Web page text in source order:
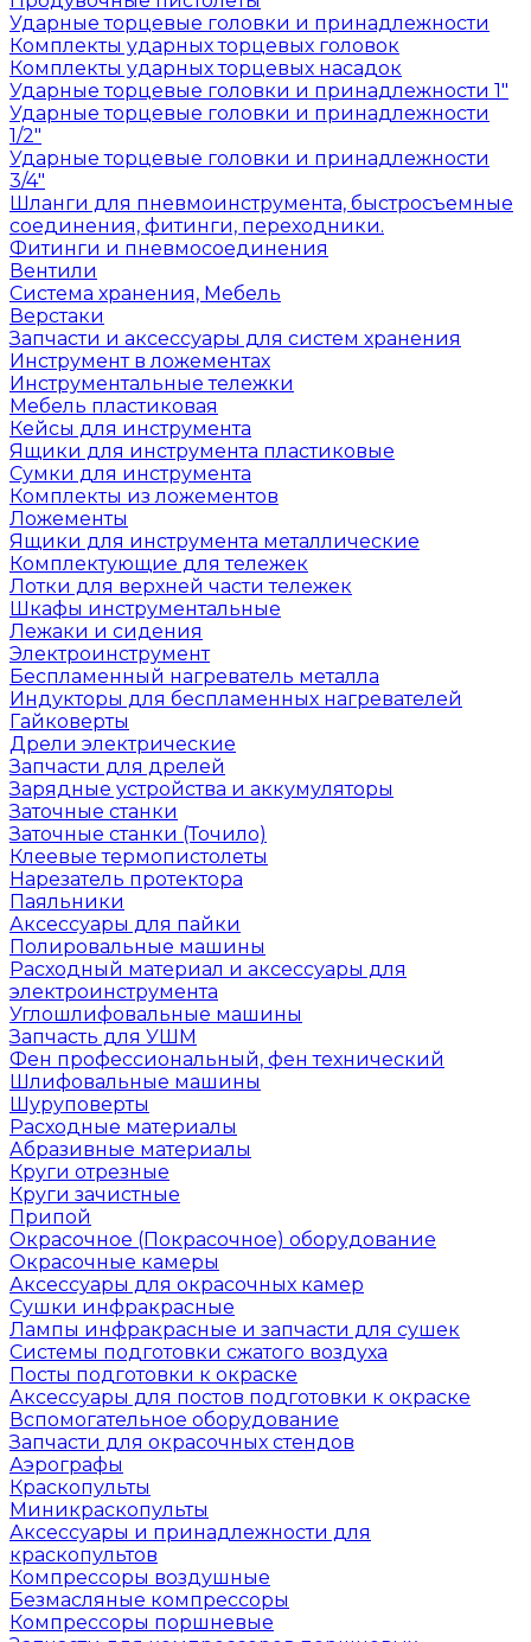
Ударные торцевые головки и принадлежности
Комплекты ударных торцевых головок
Комплекты ударных торцевых насадок
Ударные торцевые головки и принадлежности 1"
Ударные торцевые головки и принадлежности
1/2"
Ударные торцевые головки и принадлежности
3/4"
Шланги для пневмоинструмента, быстросъемные
соединения, фитинги, переходники.
Фитинги и пневмосоединения
Вентили
Система хранения, Мебель
Верстаки
Запчасти и аксессуары для систем хранения
Инструмент в ложементах
Инструментальные тележки
Мебель пластиковая
Кейсы для инструмента
Ящики для инструмента пластиковые
Сумки для инструмента
Комплекты из ложементов
Ложементы
Ящики для инструмента металлические
Комплектующие для тележек
Лотки для верхней части тележек
Шкафы инструментальные
Лежаки и сидения
Электроинструмент
Беспламенный нагреватель металла
Индукторы для беспламенных нагревателей
Гайковерты
Дрели электрические
Запчасти для дрелей
Зарядные устройства и аккумуляторы
Заточные станки
Заточные станки (Точило)
Клеевые термопистолеты
Нарезатель протектора
Паяльники
Аксессуары для пайки
Полировальные машины
Расходный материал и аксессуары для
электроинструмента
Углошлифовальные машины
Запчасть для УШМ
Фен профессиональный, фен технический
Шлифовальные машины
Шуруповерты
Расходные материалы
Абразивные материалы
Круги отрезные
Круги зачистные
Припой
Окрасочное (Покрасочное) оборудование
Окрасочные камеры
Аксессуары для окрасочных камер
Сушки инфракрасные
Лампы инфракрасные и запчасти для сушек
Системы подготовки сжатого воздуха
Посты подготовки к окраске
Аксессуары для постов подготовки к окраске
Вспомогательное оборудование
Запчасти для окрасочных стендов
Аэрографы
Краскопульты
Миникраскопульты
Аксессуары и принадлежности для
краскопультов
Компрессоры воздушные
Безмасляные компрессоры
Компрессоры поршневые